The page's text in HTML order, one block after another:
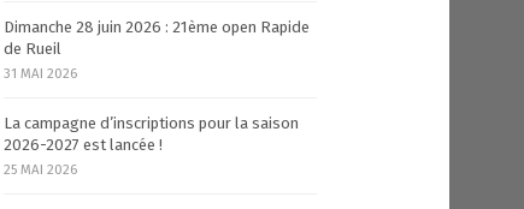
Dimanche 28 juin 2026 : 21ème open Rapide
de Rueil
31 MAI 2026
La campagne d’inscriptions pour la saison
2026-2027 est lancée !
25 MAI 2026